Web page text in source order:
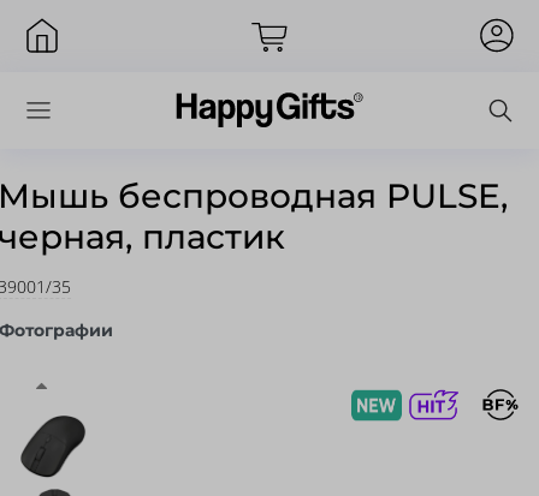
беспроводная PULSE,
пластик
35
Фотографии